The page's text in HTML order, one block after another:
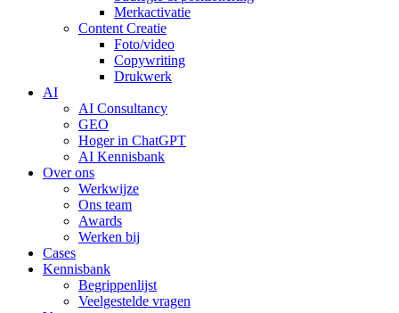
Merkactivatie
Content Creatie
Foto/video
Copywriting
Drukwerk
AI
AI Consultancy
GEO
Hoger in ChatGPT
AI Kennisbank
Over ons
Werkwijze
Ons team
Awards
Werken bij
Cases
Kennisbank
Begrippenlijst
Veelgestelde vragen